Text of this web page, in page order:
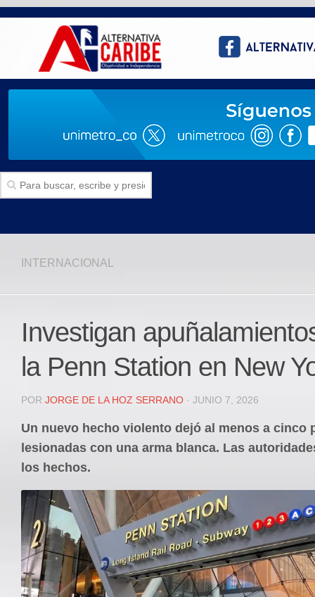
Politica
Deportes
JUDICIAL
DEPARTAMENTAL
Internacional
Contactenos
facebook
Twitter
Instagram
INTERNACIONAL
Investigan
la Penn Station en New
POR JORGE DE LA HOZ SERRANO · JUNIO 7, 2026
Un nuevo hecho violento dejó al menos a cinco
lesionadas con una arma blanca. Las
los hechos.